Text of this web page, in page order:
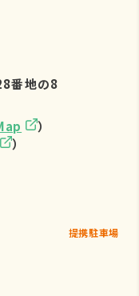
番地の8
）
）
提携駐車場